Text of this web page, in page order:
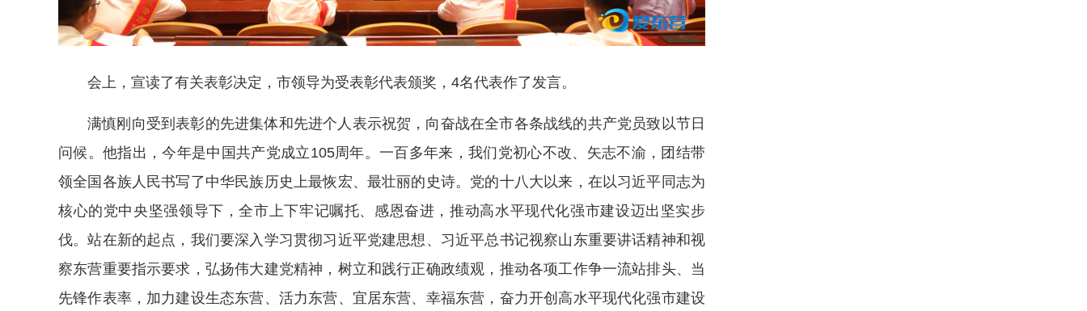
会上，宣读了有关表彰决定，市领导为受表彰代表颁奖，4名代表作了发言。
满慎刚向受到表彰的先进集体和先进个人表示祝贺，向奋战在全市各条战线的共产党员致以节日
问候。他指出，今年是中国共产党成立105周年。一百多年来，我们党初心不改、矢志不渝，团结带
领全国各族人民书写了中华民族历史上最恢宏、最壮丽的史诗。党的十八大以来，在以习近平同志为
核心的党中央坚强领导下，全市上下牢记嘱托、感恩奋进，推动高水平现代化强市建设迈出坚实步
伐。站在新的起点，我们要深入学习贯彻习近平党建思想、习近平总书记视察山东重要讲话精神和视
察东营重要指示要求，弘扬伟大建党精神，树立和践行正确政绩观，推动各项工作争一流站排头、当
先锋作表率，加力建设生态东营、活力东营、宜居东营、幸福东营，奋力开创高水平现代化强市建设